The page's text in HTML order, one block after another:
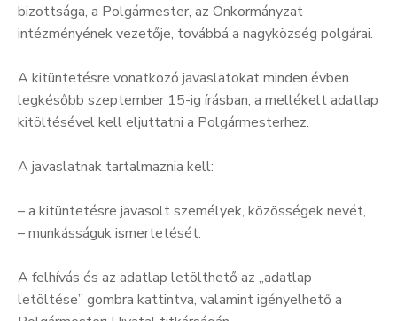
bizottsága, a Polgármester, az Önkormányzat
intézményének vezetője, továbbá a nagyközség polgárai.
A kitüntetésre vonatkozó javaslatokat minden évben
legkésőbb szeptember 15-ig írásban, a mellékelt adatlap
kitöltésével kell eljuttatni a Polgármesterhez.
A javaslatnak tartalmaznia kell:
– a kitüntetésre javasolt személyek, közösségek nevét,
– munkásságuk ismertetését.
A felhívás és az adatlap letölthető az „adatlap
letöltése” gombra kattintva, valamint igényelhető a